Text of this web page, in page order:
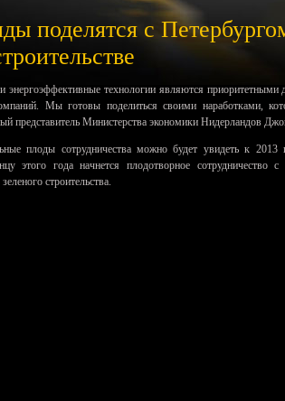
поделятся с
энергоэффективные технологии являются
Мы готовы поделиться своими наработками,
представитель Министерства экономики Нидерландов
плоды сотрудничества можно будет увидеть к
этого года начнется плодотворное сотрудничество
строительства.